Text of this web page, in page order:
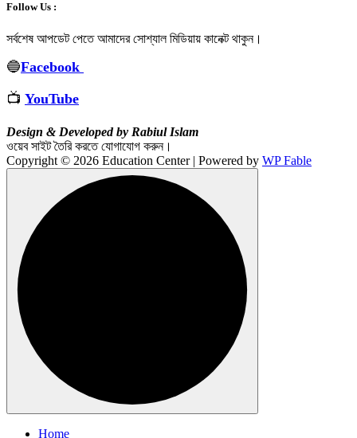
Follow Us :
সর্বশেষ আপডেট পেতে আমাদের সোশ্যাল মিডিয়ায় কানেক্ট থাকুন।
🔵Facebook
📺 YouTube
Design & Developed by Rabiul Islam
ওয়েব সাইট তৈরি করতে যোগাযোগ করুন।
Copyright © 2026 Education Center | Powered by WP Fable
Home